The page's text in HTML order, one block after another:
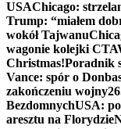
USAChicago:
Trump: “miałem
wokół Tajwanu
wagonie kolejki CTA
Christmas!Poradnik
Vance: spór o
zakończeniu wojny
BezdomnychUSA:
aresztu na Florydzie